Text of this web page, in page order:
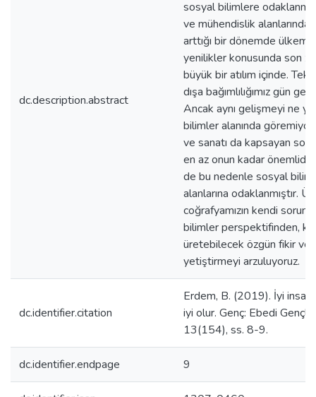
dc.description.abstract
sosyal bilimlere
ve mühendislik alanlarında
arttığı bir dönemde
yenilikler konusunda son
büyük bir atılım içinde.
dışa bağımlılığımız gün
Ancak aynı gelişmeyi ne
bilimler alanında
ve sanatı da kapsayan
en az onun kadar
de bu nedenle sosyal
alanlarına odaklanmıştır.
coğrafyamızın kendi
bilimler perspektifinden,
üretebilecek özgün fikir ve
yetiştirmeyi arzuluyoruz.
dc.identifier.citation
Erdem, B. (2019). İyi
iyi olur. Genç: Ebedi
13(154), ss. 8-9.
dc.identifier.endpage 9